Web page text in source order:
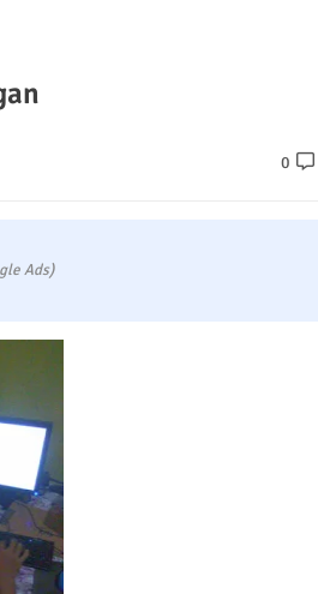
0
Ads)